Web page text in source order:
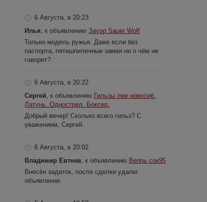
6 Августа, в 20:23
Илья , к объявлениюЗауэр Sauer Wolf
Только модель ружья. Даже если без
паспорта, пятишпилечные замки ни о чём не
говорят?
6 Августа, в 20:22
Сергей , к объявлению Гильзы лве новосиб.
Латунь. Однострел. Боксер.
Добрый вечер! Сколько всего гильз? С
уважением, Сергей.
6 Августа, в 20:02
Владимир Евтеев , к объявлению Вепрь сок95
Внесён задаток, после сделки удалю
объявление.